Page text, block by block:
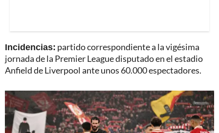
Incidencias: partido correspondiente a la vigésima
jornada de la Premier League disputado en el estadio
Anfield de Liverpool ante unos 60.000 espectadores.